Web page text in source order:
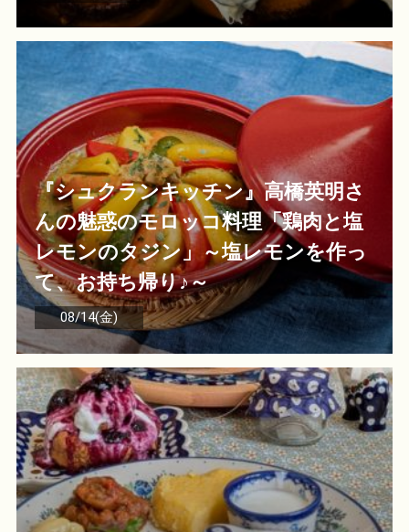
『シュクランキッチン』高橋英明さ
んの魅惑のモロッコ料理「鶏肉と塩
レモンのタジン」～塩レモンを作っ
て、お持ち帰り♪～
08/14(金)